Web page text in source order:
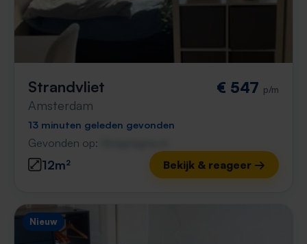
Strandvliet
Amsterdam
€ 547 p/m
13 minuten geleden gevonden
Gevonden op:
12m² Bekijk & reageer →
Nieuw